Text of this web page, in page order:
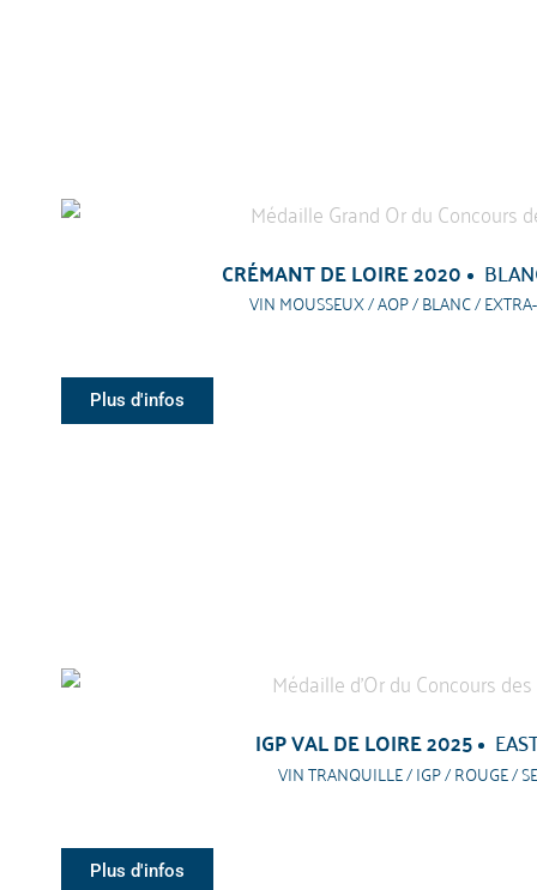
CRÉMANT DE LOIRE 2020
VIN MOUSSEUX / AOP / BLANC /
Plus d'infos
IGP VAL DE LOIRE 2025
VIN TRANQUILLE / IGP / ROUGE /
Plus d'infos